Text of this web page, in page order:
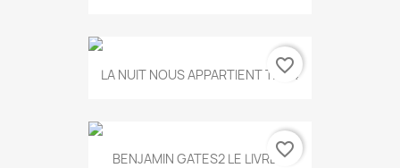
LA NUIT NOUS APPARTIENT T.634
favorite_border
BENJAMIN GATES2 LE LIVRE...
favorite_border